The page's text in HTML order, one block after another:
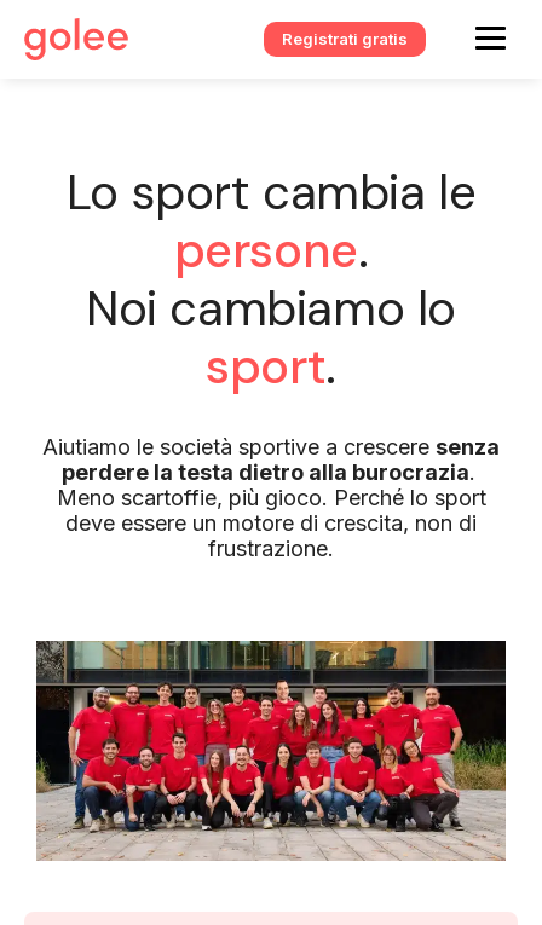
Registrati gratis
Lo sport cambia le
persone.
Noi cambiamo lo
sport.
Aiutiamo le società sportive a crescere senza
perdere la testa dietro alla burocrazia.
Meno scartoffie, più gioco. Perché lo sport
deve essere un motore di crescita, non di
frustrazione.